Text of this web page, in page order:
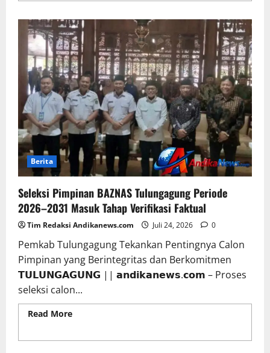
Berita
Seleksi Pimpinan BAZNAS Tulungagung Periode
2026–2031 Masuk Tahap Verifikasi Faktual
Tim Redaksi Andikanews.com Juli 24, 2026 0
Pemkab Tulungagung Tekankan Pentingnya Calon
Pimpinan yang Berintegritas dan Berkomitmen
𝗧𝗨𝗟𝗨𝗡𝗚𝗔𝗚𝗨𝗡𝗚 || 𝗮𝗻𝗱𝗶𝗸𝗮𝗻𝗲𝘄𝘀.𝗰𝗼𝗺 – Proses
seleksi calon...
Read More